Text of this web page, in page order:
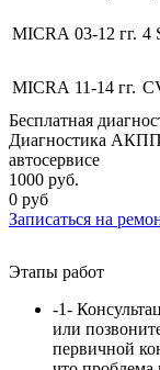
MICRA 03-12 гг. 4
MICRA 11-14 гг.
Бесплатная
Диагностика
автосервисе
1000 руб.
0 руб
Записаться на
Этапы работ
-1-
или
первичной